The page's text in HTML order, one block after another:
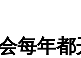
每年都